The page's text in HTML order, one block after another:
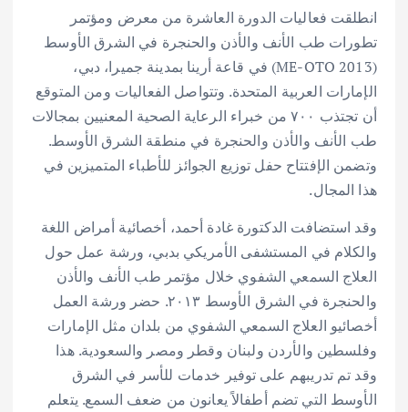
b
o
o
k
te
r
l
s
A
p
p
e
انطلقت فعاليات الدورة العاشرة من معرض ومؤتمر
تطورات طب الأنف والأذن والحنجرة في الشرق الأوسط
(ME-OTO 2013) في قاعة أرينا بمدينة جميرا، دبي،
الإمارات العربية المتحدة. وتتواصل الفعاليات ومن المتوقع
أن تجتذب ٧٠٠ من خبراء الرعاية الصحية المعنيين بمجالات
طب الأنف والأذن والحنجرة في منطقة الشرق الأوسط.
وتضمن الإفتتاح حفل توزيع الجوائز للأطباء المتميزين في
هذا المجال.
وقد استضافت الدكتورة غادة أحمد، أخصائية أمراض اللغة
والكلام في المستشفى الأمريكي بدبي، ورشة عمل حول
العلاج السمعي الشفوي خلال مؤتمر طب الأنف والأذن
والحنجرة في الشرق الأوسط ٢٠١٣. حضر ورشة العمل
أخصائيو العلاج السمعي الشفوي من بلدان مثل الإمارات
وفلسطين والأردن ولبنان وقطر ومصر والسعودية. هذا
وقد تم تدريبهم على توفير خدمات للأسر في الشرق
الأوسط التي تضم أطفالاً يعانون من ضعف السمع. يتعلم